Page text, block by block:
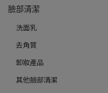
臉部清潔
洗面乳
去角質
卸妝產品
其他臉部清潔